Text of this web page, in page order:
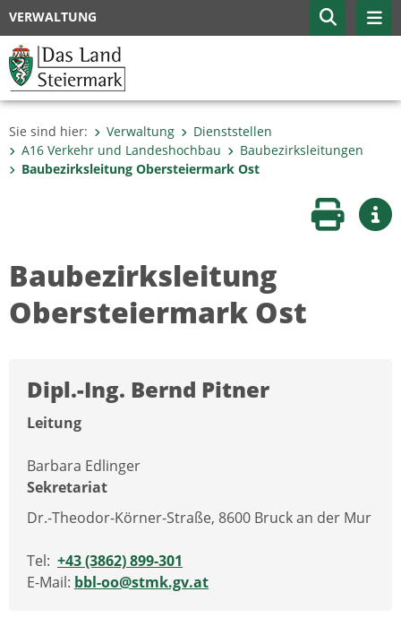
VERWALTUNG
Sie sind hier: Verwaltung
Dienststellen
A16 Verkehr und Landeshochbau
Baubezirksleitungen
Baubezirksleitung Obersteiermark Ost
Seite
Baubezirksleitung
Obersteiermark Ost
Dipl.-Ing. Bernd Pitner
Leitung
Barbara Edlinger
Sekretariat
Dr.-Theodor-Körner-Straße, 8600 Bruck an der Mur
Tel: +43 (3862) 899-301
E-Mail: bbl-oo@stmk.gv.at